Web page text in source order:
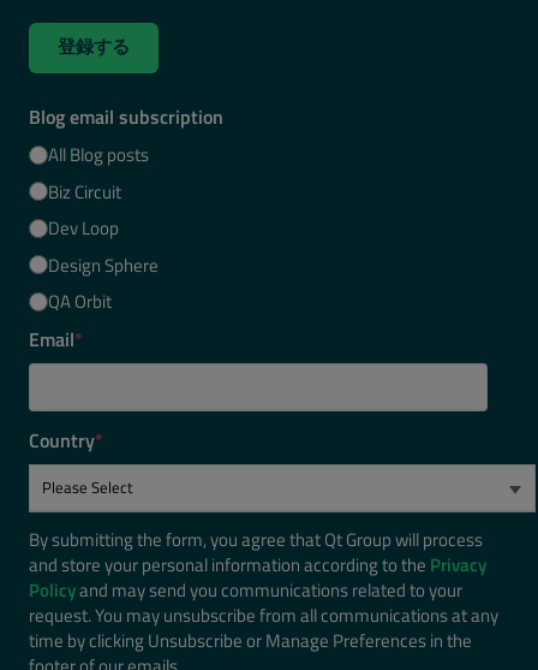
登録する
Blog email subscription
All Blog posts
Biz Circuit
Dev Loop
Design Sphere
QA Orbit
Email*
Country*
By submitting the form, you agree that Qt Group will process
and store your personal information according to the Privacy
Policyand may send you communications related to your
request. You may unsubscribe from all communications at any
time by clicking Unsubscribe or Manage Preferences in the